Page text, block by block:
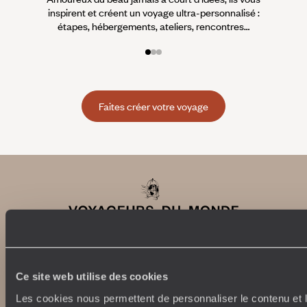
Ce site web utilise des cookies
Les cookies nous permettent de personnaliser le contenu et
inspirent et créent un voyage ultra-personnalisé :
étapes, hébergements, ateliers, rencontres…
Faites créer votre voyage
Abonnez-vous à notre newsletter